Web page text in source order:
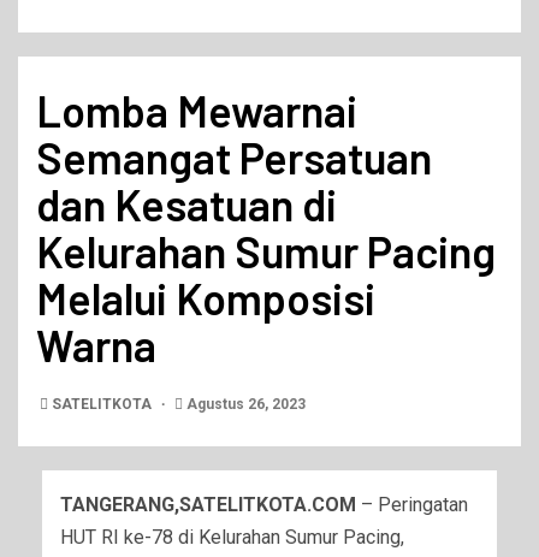
Lomba Mewarnai
Semangat Persatuan
dan Kesatuan di
Kelurahan Sumur Pacing
Melalui Komposisi
Warna
SATELITKOTA Agustus 26, 2023
TANGERANG,SATELITKOTA.COM – Peringatan
HUT RI ke-78 di Kelurahan Sumur Pacing,